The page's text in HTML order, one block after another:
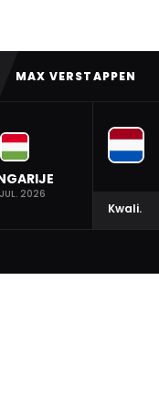
MAX VERSTAPPEN
2026
Kwali.